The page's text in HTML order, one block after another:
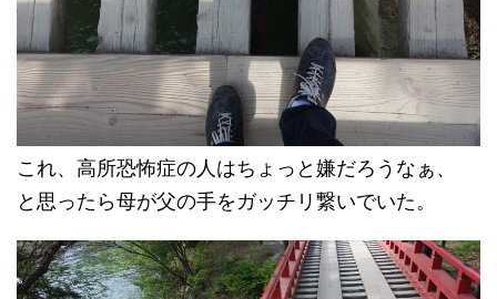
これ、高所恐怖症の人はちょっと嫌だろうなぁ、
と思ったら母が父の手をガッチリ繋いでいた。